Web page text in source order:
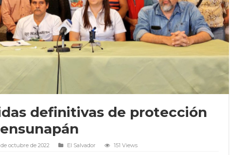
definitivas de protección
de octubre de 2022 El Salvador 151 Views